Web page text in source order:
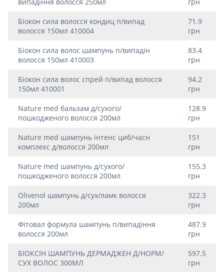
Бiокон сила волосся кондиц п/випад
волосся 150мл 410004
71.9
грн
Біокон сила волос шампунь п/випадін
волосся 150мл 410003
83.4
грн
Біокон сила волос спрей п/випад волосся
150мл 410001
94.2
грн
Nature med бальзам д/сухого/
пошкодженого волосся 200мл
128.9
грн
Nature med шампунь iнтенс циб/часн
комплекс д/волосся 200мл
151
грн
Nature med шампунь д/сухого/
пошкодженого волосся 200мл
155.3
грн
Olivenol шампунь д/сух/ламк волосся
200мл
322.3
грн
Фiтовал формула шампунь п/випадiння
волосся 200мл
487.9
грн
БIОКСIН ШАМПУНЬ ДЕРМАДЖЕН Д/НОРМ/
СУХ ВОЛОС 300МЛ
597.5
грн